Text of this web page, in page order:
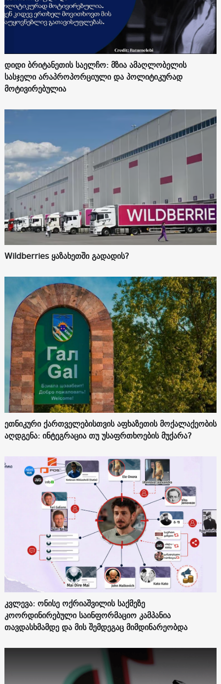
დიდი ბრიტანეთის საელჩო: მზია ამაღლობელის
სასჯელი არაპროპორციული და პოლიტიკურად
მოტივირებულია
Wildberries ყაზახეთში გადადის?
ეთნიკური ქართველებისთვის აფხაზეთის მოქალაქეობის
აღდგენა: ინტეგრაცია თუ უსაფრთხოების მუქარა?
კვლევა: ონისე ოქრიაშვილის საქმეზე
კოორდინირებული საინფორმაციო კამპანია
თავდასხმამდე და მის შემდეგაც მიმდინარეობდა